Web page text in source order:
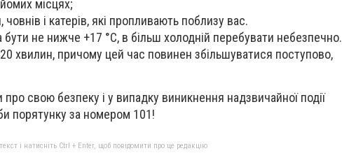
місцях;
і катерів, які пропливають поблизу вас.
не нижче +17 °С, в більш холодній перебувати небезпечно.
хвилин, причому цей час повинен збільшуватися поступово,
свою безпеку і у випадку виникнення надзвичайної події
порятунку за номером 101!
і натисніть Ctrl + Enter, щоб повідомити про це редакцію